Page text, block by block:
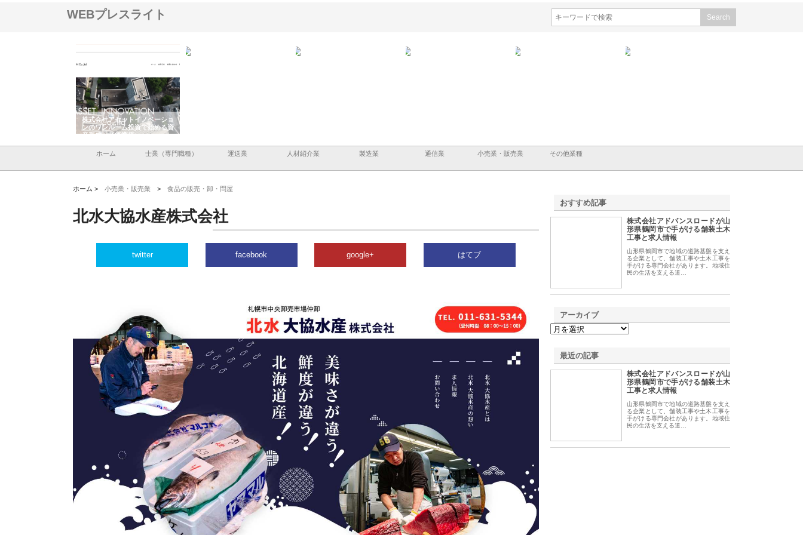
WEBプレスライト
株式会社アセットイノベーショ
ンのワンルーム投資で始める資
産形成と老後準備
ホーム 士業（専門職種） 運送業 人材紹介業 製造業 通信業 小売業・販売業 その他業種
ホーム > 小売業・販売業 > 食品の販売・卸・問屋
北水大協水産株式会社
twitter facebook google+ はてブ
おすすめ記事
株式会社アドバンスロードが山
形県鶴岡市で手がける舗装土木
工事と求人情報
山形県鶴岡市で地域の道路基盤を支え
る企業として、舗装工事や土木工事を
手がける専門会社があります。地域住
民の生活を支える道…
アーカイブ
最近の記事
株式会社アドバンスロードが山
形県鶴岡市で手がける舗装土木
工事と求人情報
山形県鶴岡市で地域の道路基盤を支え
る企業として、舗装工事や土木工事を
手がける専門会社があります。地域住
民の生活を支える道…